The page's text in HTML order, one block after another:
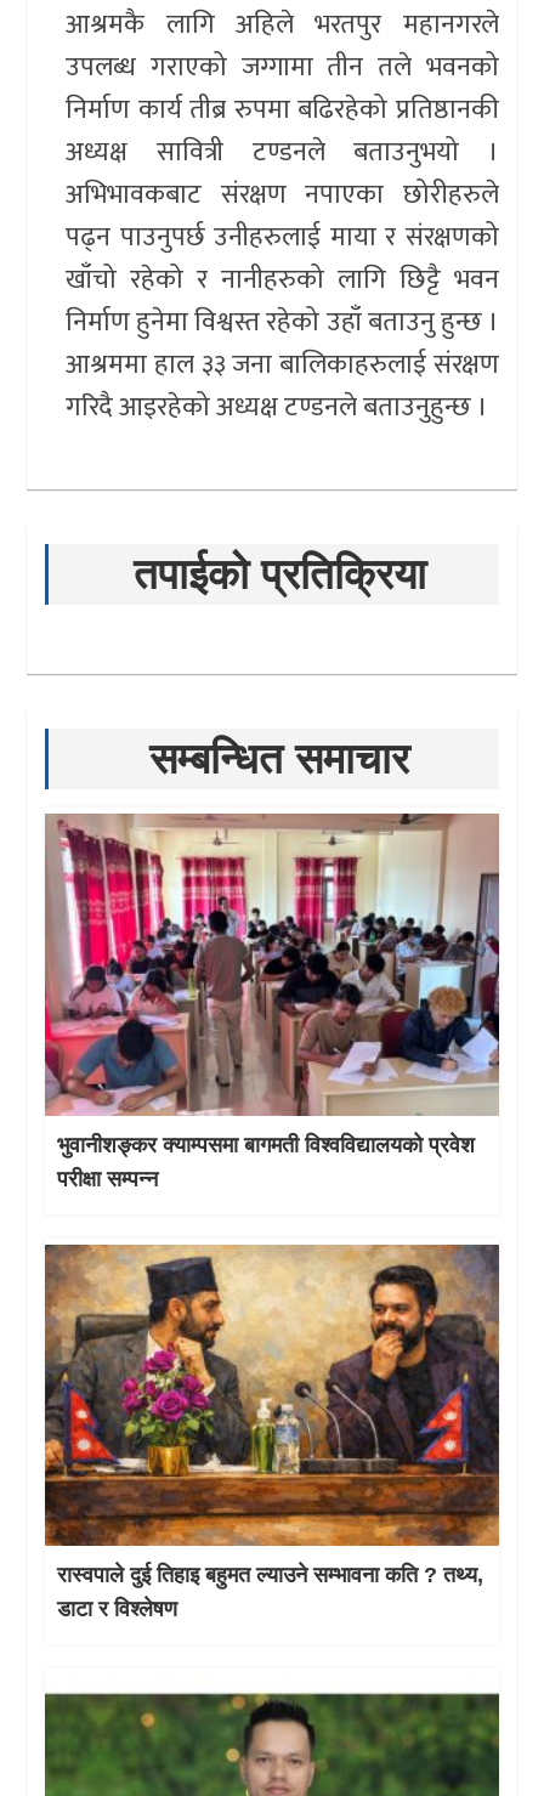
आश्रमकै लागि अहिले भरतपुर महानगरले
उपलब्ध गराएको जग्गामा तीन तले भवनको
निर्माण कार्य तीब्र रुपमा बढिरहेको प्रतिष्ठानकी
अध्यक्ष सावित्री टण्डनले बताउनुभयो ।
अभिभावकबाट संरक्षण नपाएका छोरीहरुले
पढ्न पाउनुपर्छ उनीहरुलाई माया र संरक्षणको
खाँचो रहेको र नानीहरुको लागि छिट्टै भवन
निर्माण हुनेमा विश्वस्त रहेको उहाँ बताउनु हुन्छ ।
आश्रममा हाल ३३ जना बालिकाहरुलाई संरक्षण
गरिदै आइरहेको अध्यक्ष टण्डनले बताउनुहुन्छ ।
तपाईको प्रतिक्रिया
सम्बन्धित समाचार
भुवानीशङ्कर क्याम्पसमा बागमती विश्वविद्यालयको प्रवेश
परीक्षा सम्पन्न
रास्वपाले दुई तिहाइ बहुमत ल्याउने सम्भावना कति ? तथ्य,
डाटा र विश्लेषण